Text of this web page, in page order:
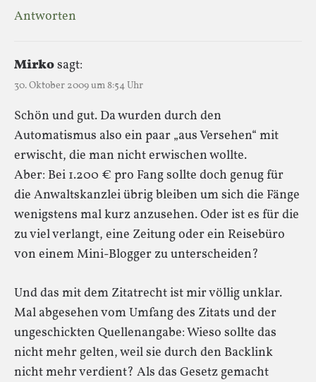
Antworten
Mirkosagt:
30. Oktober 2009 um 8:54 Uhr
Schön und gut. Da wurden durch den
Automatismus also ein paar „aus Versehen“ mit
erwischt, die man nicht erwischen wollte.
Aber: Bei 1.200 € pro Fang sollte doch genug für
die Anwaltskanzlei übrig bleiben um sich die Fänge
wenigstens mal kurz anzusehen. Oder ist es für die
zu viel verlangt, eine Zeitung oder ein Reisebüro
von einem Mini-Blogger zu unterscheiden?
Und das mit dem Zitatrecht ist mir völlig unklar.
Mal abgesehen vom Umfang des Zitats und der
ungeschickten Quellenangabe: Wieso sollte das
nicht mehr gelten, weil sie durch den Backlink
nicht mehr verdient? Als das Gesetz gemacht